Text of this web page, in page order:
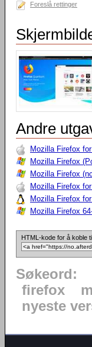
Foreslå rettinger
Andre
Mozilla Firefox
Mozilla Firefox
Mozilla Firefox
Mozilla Firefox
Mozilla Firefox
Mozilla Firefox
HTML-kode for å koble
Søkeord:
firefox
nyeste